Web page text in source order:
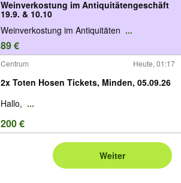
Weinverkostung im Antiquitätengeschäft
19.9. & 10.10
Weinverkostung im Antiquitäten ...
89 €
Centrum Heute, 01:17
2x Toten Hosen Tickets, Minden, 05.09.26
Hallo, ...
200 €
Weiter